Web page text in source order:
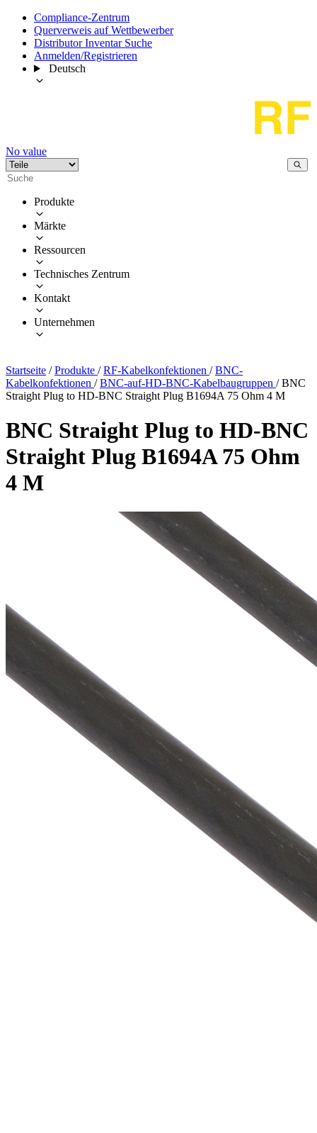
Compliance-Zentrum
Querverweis auf Wettbewerber
Distributor Inventar Suche
Anmelden/Registrieren
Deutsch
No value
Produkte
Märkte
Ressourcen
Technisches Zentrum
Kontakt
Unternehmen
Startseite / Produkte / RF-Kabelkonfektionen / BNC-
Kabelkonfektionen / BNC-auf-HD-BNC-Kabelbaugruppen / BNC
Straight Plug to HD-BNC Straight Plug B1694A 75 Ohm 4 M
BNC Straight Plug to HD-BNC
Straight Plug B1694A 75 Ohm
4 M